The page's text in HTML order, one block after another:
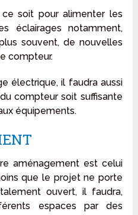
soit pour alimenter les
éclairages notamment,
souvent, de nouvelles
compteur.
électrique, il faudra aussi
compteur soit suffisante
équipements.
aménagement est celui
que le projet ne porte
ouvert, il faudra,
espaces par des